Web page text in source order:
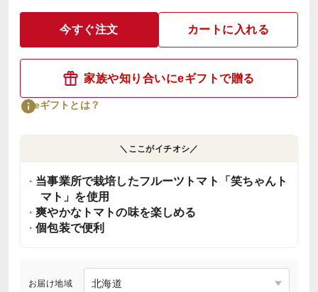
今すぐ注文 カートに入れる
家族や知り合いにeギフトで贈る
eギフトとは？
＼ここがイチオシ／
当事業所で栽培したフルーツトマト「笑ちゃんト
マト」を使用
爽やかなトマトの味を楽しめる
個包装で便利
お届け地域